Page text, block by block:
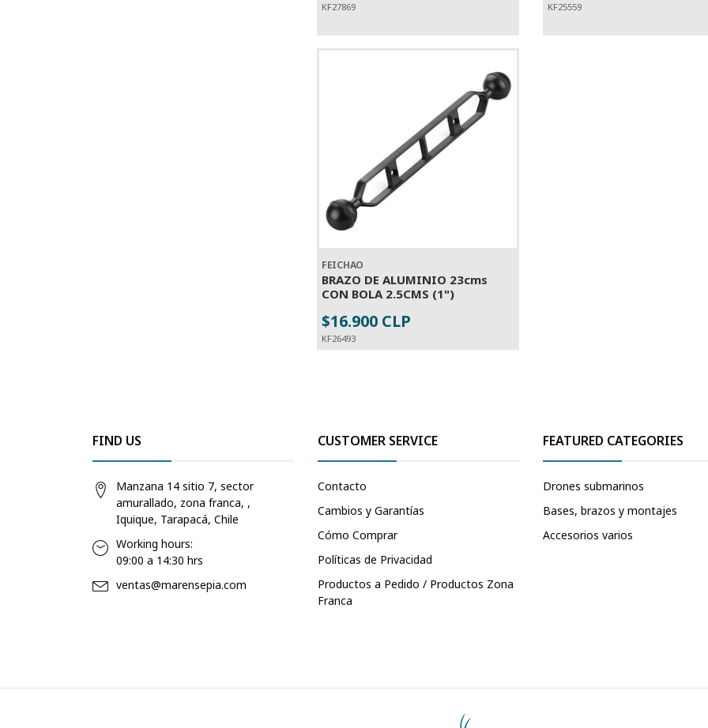
KF27869 KF25559
FEICHAO
BRAZO DE ALUMINIO 23cms
CON BOLA 2.5CMS (1")
-
$16.900 CLP
KF26493
FIND US
Manzana 14 sitio 7, sector
amurallado, zona franca, ,
Iquique, Tarapacá, Chile
Working hours:
09:00 a 14:30 hrs
ventas@marensepia.com
CUSTOMER SERVICE
Contacto
Cambios y Garantías
Cómo Comprar
Políticas de Privacidad
Productos a Pedido / Productos Zona
Franca
FEATURED CATEGORIES
Drones submarinos
Bases, brazos y montajes
Accesorios varios